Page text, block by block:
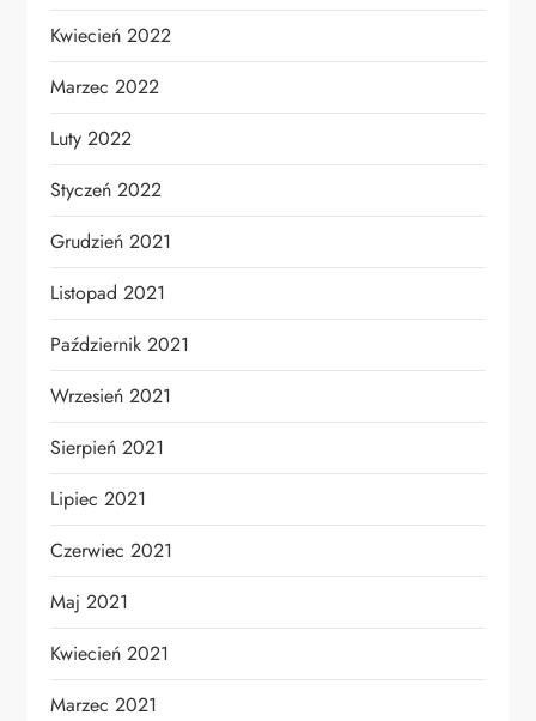
Kwiecień 2022
Marzec 2022
Luty 2022
Styczeń 2022
Grudzień 2021
Listopad 2021
Październik 2021
Wrzesień 2021
Sierpień 2021
Lipiec 2021
Czerwiec 2021
Maj 2021
Kwiecień 2021
Marzec 2021